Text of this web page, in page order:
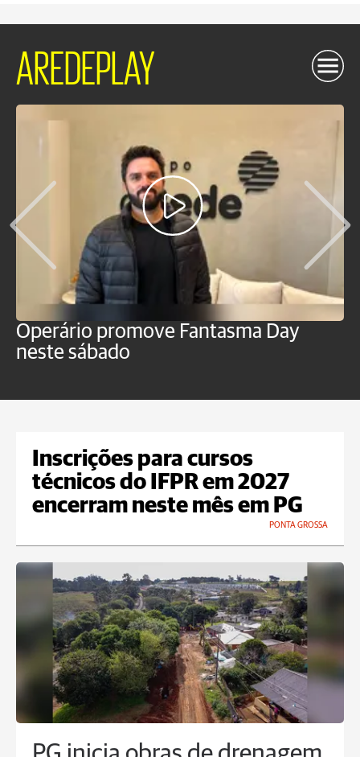
AREDEPLAY
Operário promove Fantasma Day
neste sábado
Inscrições para cursos
técnicos do IFPR em 2027
encerram neste mês em PG
PONTA GROSSA